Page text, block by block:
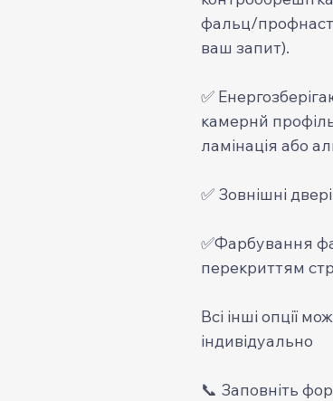
фальц/
ваш запит).
✅
камернй
ламінація або
✅ Зовнішні
✅Фарбування
перекриттям
Всі інші опції
індивідуально
📞 Заповніть